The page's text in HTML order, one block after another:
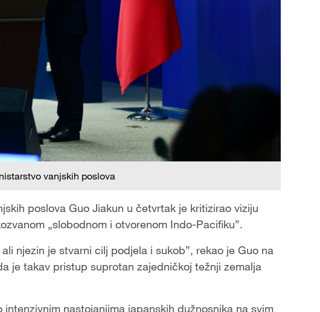
vanjskih poslova
poslova Guo Jiakun u četvrtak je kritizirao viziju
„slobodnom i otvorenom Indo-Pacifiku”.
njezin je stvarni cilj podjela i sukob”, rekao je Guo na
je takav pristup suprotan zajedničkoj težnji zemalja
nastojanjima japanskih dužnosnika na svim